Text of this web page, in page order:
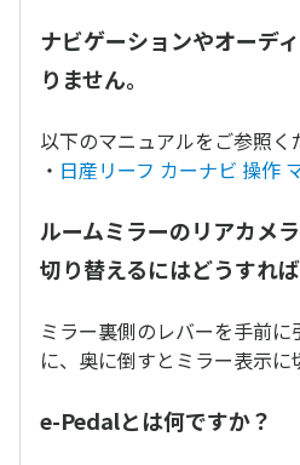
ナビゲーションやオーデ
りません。
以下のマニュアルをご参照く
・ 日産リーフ カーナビ 操作
ルームミラーのリアカメ
切り替えるにはどうすれ
ミラー裏側のレバーを手前
に、奥に倒すとミラー表示に
e-Pedalとは何ですか？